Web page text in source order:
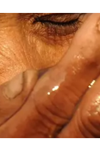
Kollekten
Gemeindematerial
Fürbitten